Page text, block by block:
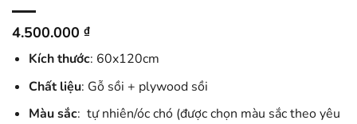
4.500.000 ₫
Kích thước: 60x120cm
Chất liệu: Gỗ sồi + plywood sồi
Màu sắc: tự nhiên/óc chó (được chọn màu sắc theo yêu